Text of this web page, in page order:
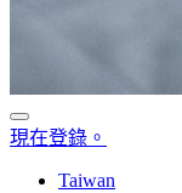
現在登錄。
Taiwan